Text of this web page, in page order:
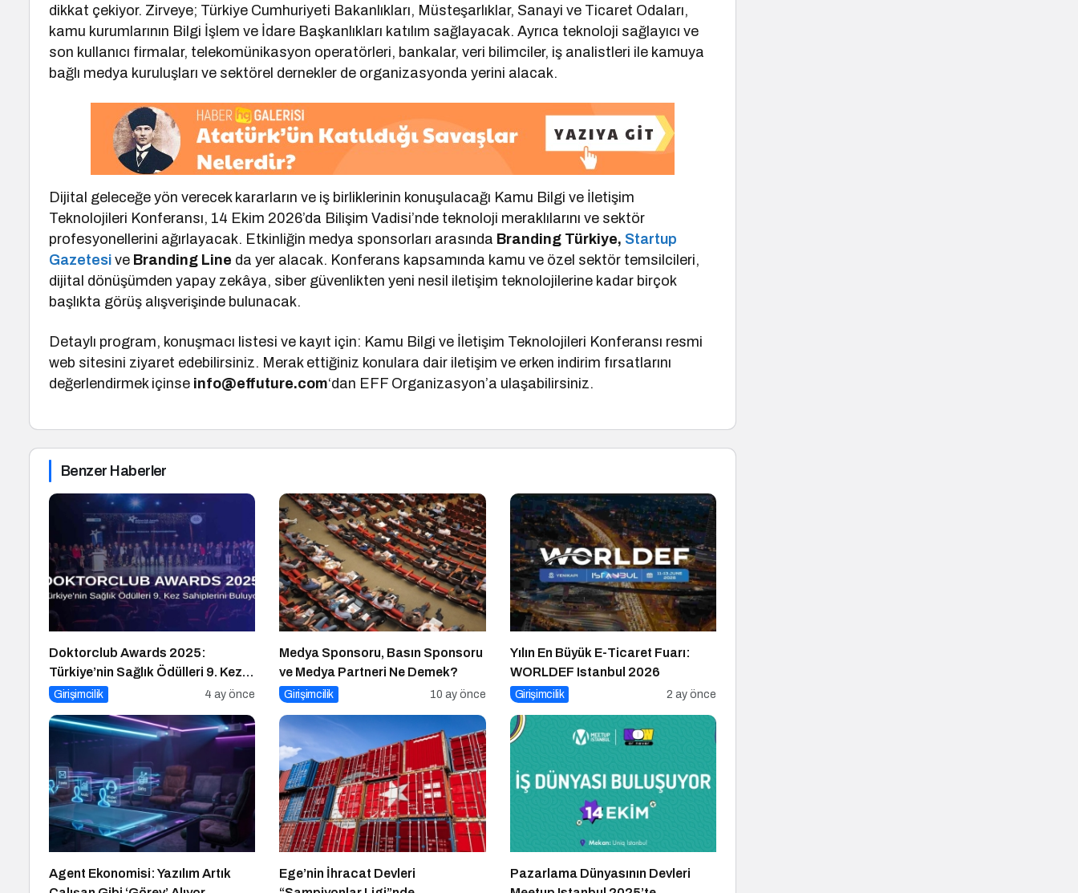
dikkat çekiyor. Zirveye; Türkiye Cumhuriyeti Bakanlıkları, Müsteşarlıklar, Sanayi ve Ticaret Odaları,
kamu kurumlarının Bilgi İşlem ve İdare Başkanlıkları katılım sağlayacak. Ayrıca teknoloji sağlayıcı ve
son kullanıcı firmalar, telekomünikasyon operatörleri, bankalar, veri bilimciler, iş analistleri ile kamuya
bağlı medya kuruluşları ve sektörel dernekler de organizasyonda yerini alacak.
Dijital geleceğe yön verecek kararların ve iş birliklerinin konuşulacağı Kamu Bilgi ve İletişim
Teknolojileri Konferansı, 14 Ekim 2026’da Bilişim Vadisi’nde teknoloji meraklılarını ve sektör
profesyonellerini ağırlayacak. Etkinliğin medya sponsorları arasında Branding Türkiye, Startup
Gazetesi ve Branding Line da yer alacak. Konferans kapsamında kamu ve özel sektör temsilcileri,
dijital dönüşümden yapay zekâya, siber güvenlikten yeni nesil iletişim teknolojilerine kadar birçok
başlıkta görüş alışverişinde bulunacak.
Detaylı program, konuşmacı listesi ve kayıt için: Kamu Bilgi ve İletişim Teknolojileri Konferansı resmi
web sitesini ziyaret edebilirsiniz. Merak ettiğiniz konulara dair iletişim ve erken indirim fırsatlarını
değerlendirmek içinse info@effuture.com‘dan EFF Organizasyon’a ulaşabilirsiniz.
Benzer Haberler
Doktorclub Awards 2025:
Türkiye’nin Sağlık Ödülleri 9. Kez
Sahiplerini Buluyor
Girişimcilik 4 ay önce
Medya Sponsoru, Basın Sponsoru
ve Medya Partneri Ne Demek?
Girişimcilik 10 ay önce
Yılın En Büyük E-Ticaret Fuarı:
WORLDEF Istanbul 2026
Girişimcilik 2 ay önce
Agent Ekonomisi: Yazılım Artık
Ege’nin İhracat Devleri
Pazarlama Dünyasının Devleri